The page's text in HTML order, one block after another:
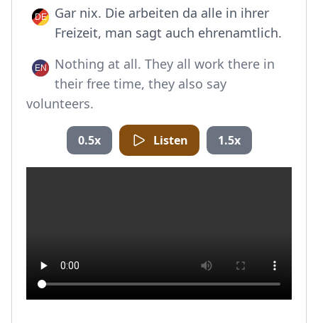
Gar nix. Die arbeiten da alle in ihrer
Freizeit, man sagt auch ehrenamtlich.
Nothing at all. They all work there in
their free time, they also say
volunteers.
0.5x Listen 1.5x